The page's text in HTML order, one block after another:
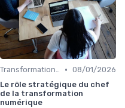
Transformation digitale • 08/01/2026
Le rôle stratégique du chef
de la transformation
numérique